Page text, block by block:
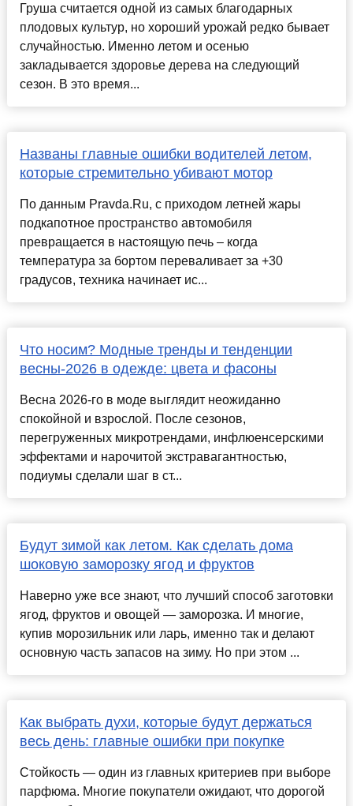
Груша считается одной из самых благодарных
плодовых культур, но хороший урожай редко бывает
случайностью. Именно летом и осенью
закладывается здоровье дерева на следующий
сезон. В это время...
Названы главные ошибки водителей летом,
которые стремительно убивают мотор
По данным Pravda.Ru, с приходом летней жары
подкапотное пространство автомобиля
превращается в настоящую печь – когда
температура за бортом переваливает за +30
градусов, техника начинает ис...
Что носим? Модные тренды и тенденции
весны-2026 в одежде: цвета и фасоны
Весна 2026-го в моде выглядит неожиданно
спокойной и взрослой. После сезонов,
перегруженных микротрендами, инфлюенсерскими
эффектами и нарочитой экстравагантностью,
подиумы сделали шаг в ст...
Будут зимой как летом. Как сделать дома
шоковую заморозку ягод и фруктов
Наверно уже все знают, что лучший способ заготовки
ягод, фруктов и овощей — заморозка. И многие,
купив морозильник или ларь, именно так и делают
основную часть запасов на зиму. Но при этом ...
Как выбрать духи, которые будут держаться
весь день: главные ошибки при покупке
Стойкость — один из главных критериев при выборе
парфюма. Многие покупатели ожидают, что дорогой